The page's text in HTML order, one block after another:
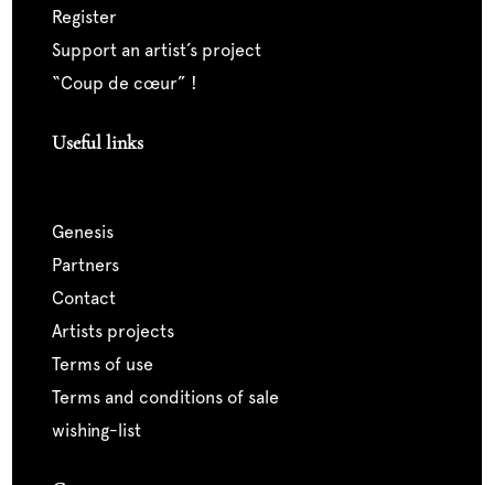
register
support an artist’s project
“coup de cœur” !
Useful links
genesis
partners
contact
artists projects
terms of use
terms and conditions of sale
wishing-list